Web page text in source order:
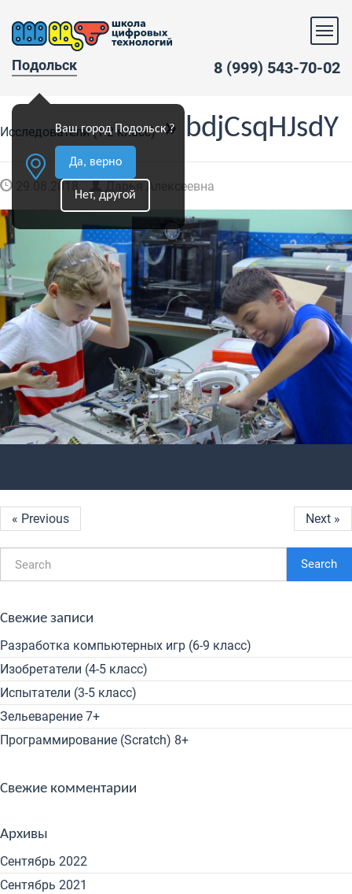
Подольск
Ваш город Подольск ?
Да, верно
Нет, другой
8 (999) 543-70-02
Исследователи (1-2 класс)» bdjCsqHJsdY
29.08.2018 Дарья Алексеевна
« Previous Next »
Search
Свежие записи
Разработка компьютерных игр (6-9 класс)
Изобретатели (4-5 класс)
Испытатели (3-5 класс)
Зельеварение 7+
Программирование (Scratch) 8+
Свежие комментарии
Архивы
Сентябрь 2022
Сентябрь 2021